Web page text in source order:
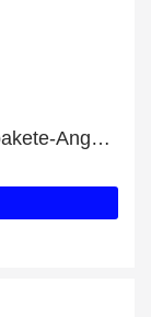
Holen Sie sich exklusive 9x Soße pakete-Angebote online: bis zu 11% Rabatt